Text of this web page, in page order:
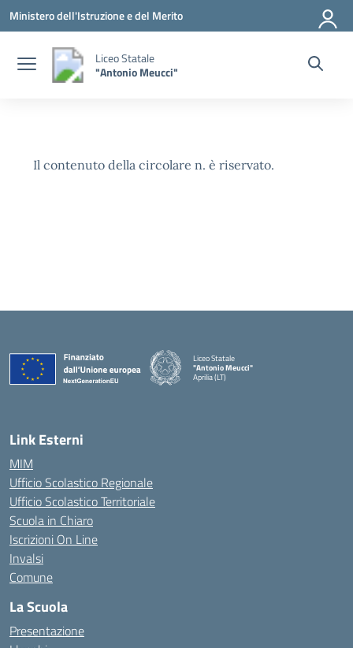
Vai ai contenuti
Vai al menu di navigazione
Vai al footer
Ministero dell'Istruzione e del Merito
Liceo Statale
"Antonio Meucci"
Il contenuto della circolare n. è riservato.
Liceo Statale
"Antonio Meucci"
Aprilia (LT)
Link Esterni
MIM
Ufficio Scolastico Regionale
Ufficio Scolastico Territoriale
Scuola in Chiaro
Iscrizioni On Line
Invalsi
Comune
La Scuola
Presentazione